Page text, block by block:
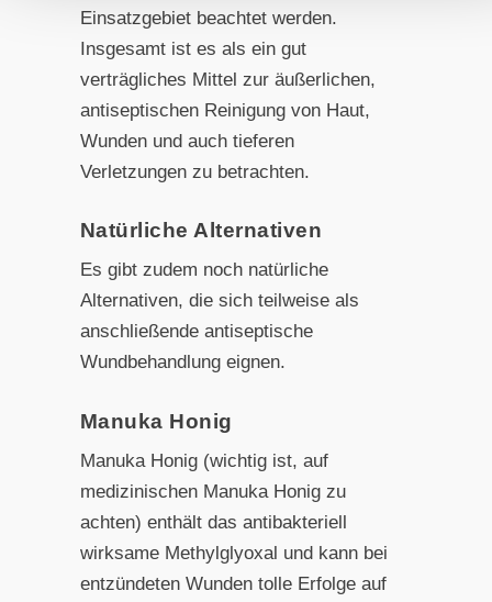
Einsatzgebiet beachtet werden.
Insgesamt ist es als ein gut
verträgliches Mittel zur äußerlichen,
antiseptischen Reinigung von Haut,
Wunden und auch tieferen
Verletzungen zu betrachten.
Natürliche Alternativen
Es gibt zudem noch natürliche
Alternativen, die sich teilweise als
anschließende antiseptische
Wundbehandlung eignen.
Manuka Honig
Manuka Honig (wichtig ist, auf
medizinischen Manuka Honig zu
achten) enthält das antibakteriell
wirksame Methylglyoxal und kann bei
entzündeten Wunden tolle Erfolge auf